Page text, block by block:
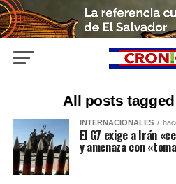
All posts
INTERNACIONALES
El G7 exige a Irán
y amenaza con